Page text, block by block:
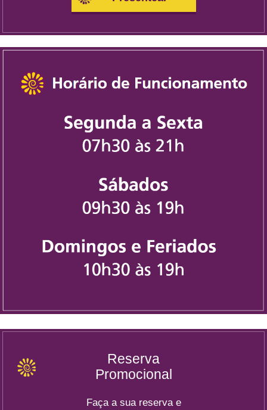
Reserva
Promocional
Faça a sua reserva e